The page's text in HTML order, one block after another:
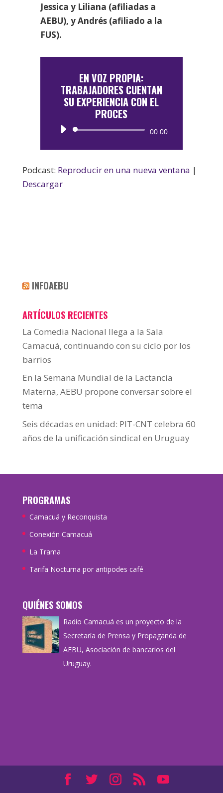
Jessica y Liliana (afiliadas a
AEBU), y Andrés (afiliado a la
FUS).
EN VOZ PROPIA:
TRABAJADORES CUENTAN
SU EXPERIENCIA CON EL
PROCES
Reproductor
00:00
Podcast: Reproducir en una nueva ventana |
Descargar
INFOAEBU
ARTÍCULOS RECIENTES
La Comedia Nacional llega a la Sala
Camacuá, continuando con su ciclo por los
barrios
En la Semana Mundial de la Lactancia
Materna, AEBU propone conversar sobre el
tema
Seis décadas en unidad: PIT-CNT celebra 60
años de la unificación sindical en Uruguay
PROGRAMAS
Camacuá y Reconquista
Conexión Camacuá
La Trama
Tarifa Nocturna por antipodes café
QUIÉNES SOMOS
Radio Camacuá es un proyecto de la
Secretaría de Prensa y Propaganda de
AEBU, Asociación de bancarios del
Uruguay.